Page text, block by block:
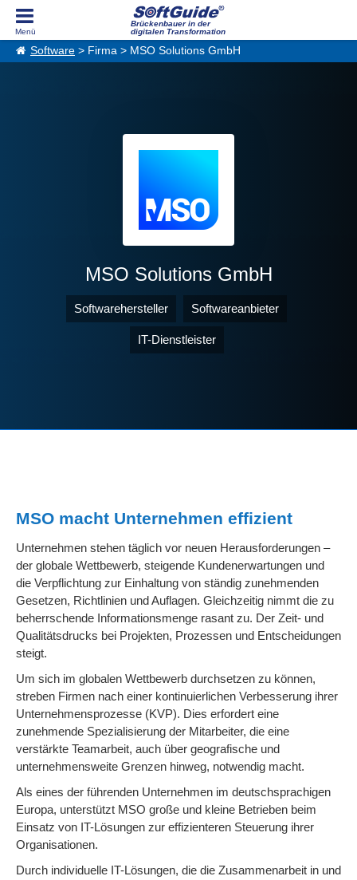
Brückenbauer in der
digitalen Transformation
Software > Firma > MSO Solutions GmbH
MSO Solutions GmbH
Softwarehersteller Softwareanbieter
IT-Dienstleister
MSO macht Unternehmen effizient
Unternehmen stehen täglich vor neuen Herausforderungen –
der globale Wettbewerb, steigende Kundenerwartungen und
die Verpflichtung zur Einhaltung von ständig zunehmenden
Gesetzen, Richtlinien und Auflagen. Gleichzeitig nimmt die zu
beherrschende Informationsmenge rasant zu. Der Zeit- und
Qualitätsdrucks bei Projekten, Prozessen und Entscheidungen
steigt.
Um sich im globalen Wettbewerb durchsetzen zu können,
streben Firmen nach einer kontinuierlichen Verbesserung ihrer
Unternehmensprozesse (KVP). Dies erfordert eine
zunehmende Spezialisierung der Mitarbeiter, die eine
verstärkte Teamarbeit, auch über geografische und
unternehmensweite Grenzen hinweg, notwendig macht.
Als eines der führenden Unternehmen im deutschsprachigen
Europa, unterstützt MSO große und kleine Betrieben beim
Einsatz von IT-Lösungen zur effizienteren Steuerung ihrer
Organisationen.
Durch individuelle IT-Lösungen, die die Zusammenarbeit in und